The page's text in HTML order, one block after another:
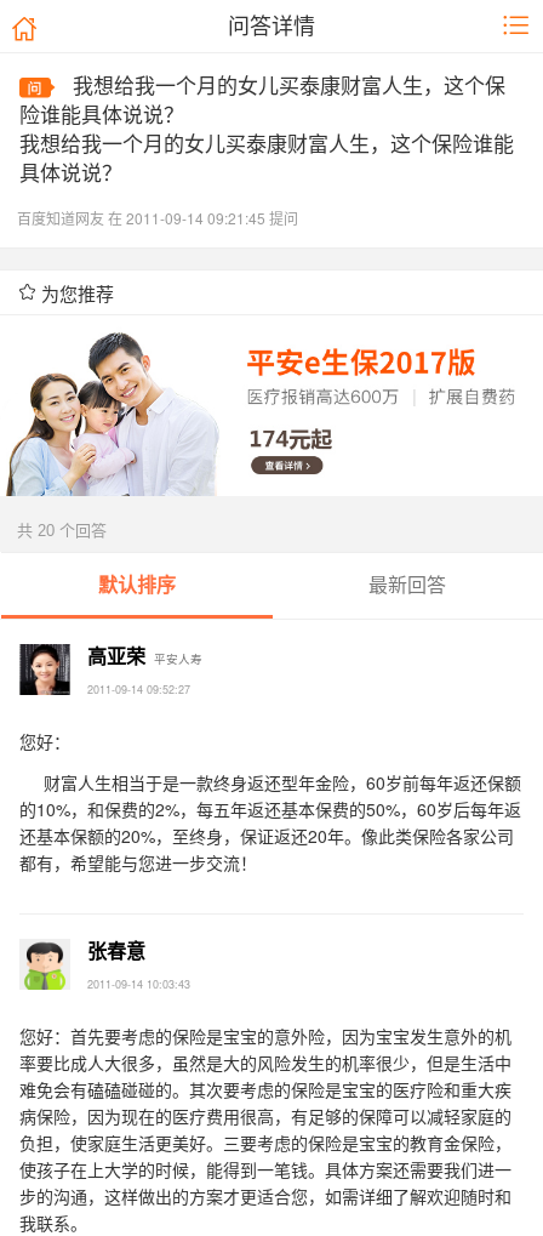
问答详情
我想给我一个月的女儿买泰康财富人生，这个保
险谁能具体说说？
我想给我一个月的女儿买泰康财富人生，这个保险谁能
具体说说？
百度知道网友 在 2011-09-14 09:21:45 提问
为您推荐
共 20 个回答
默认排序 最新回答
高亚荣 平安人寿
2011-09-14 09:52:27
您好：
财富人生相当于是一款终身返还型年金险，60岁前每年返还保额
的10%，和保费的2%，每五年返还基本保费的50%，60岁后每年返
还基本保额的20%，至终身，保证返还20年。像此类保险各家公司
都有，希望能与您进一步交流！
张春意
2011-09-14 10:03:43
您好：首先要考虑的保险是宝宝的意外险，因为宝宝发生意外的机
率要比成人大很多，虽然是大的风险发生的机率很少，但是生活中
难免会有磕磕碰碰的。其次要考虑的保险是宝宝的医疗险和重大疾
病保险，因为现在的医疗费用很高，有足够的保障可以减轻家庭的
负担，使家庭生活更美好。三要考虑的保险是宝宝的教育金保险，
使孩子在上大学的时候，能得到一笔钱。具体方案还需要我们进一
步的沟通，这样做出的方案才更适合您，如需详细了解欢迎随时和
我联系。